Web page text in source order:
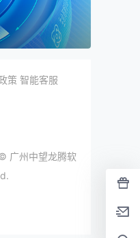
策 智能客服
广州中望龙腾软